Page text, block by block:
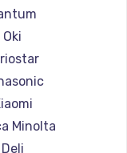
Minolta